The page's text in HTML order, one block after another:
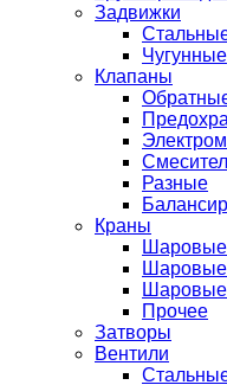
Задвижки
Чугунные
Клапаны
Разные
Краны
Прочее
Затворы
Вентили